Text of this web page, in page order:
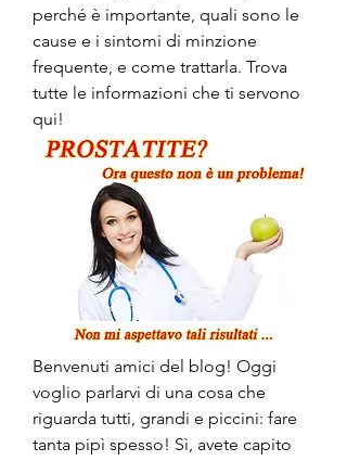
perché è importante, quali sono le
cause e i sintomi di minzione
frequente, e come trattarla. Trova
tutte le informazioni che ti servono
qui!
Benvenuti amici del blog! Oggi
voglio parlarvi di una cosa che
riguarda tutti, grandi e piccini: fare
tanta pipì spesso! Sì, avete capito